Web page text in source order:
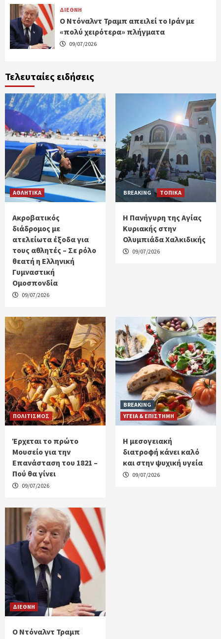
ΔΙΕΘΝΗ
Ο Ντόναλντ Τραμπ απειλεί το Ιράν με
«πολύ χειρότερα» πλήγματα
09/07/2026
Τελευταίες ειδήσεις
ΑΘΛΗΤΙΚΑ
Ακροβατικός
διάδρομος με
ατελείωτα έξοδα για
τους αθλητές – Σε ρόλο
θεατή η Ελληνική
Γυμναστική
Ομοσπονδία
09/07/2026
BREAKING ΤΟΠΙΚΑ
Η Πανήγυρη της Αγίας
Κυριακής στην
Ολυμπιάδα Χαλκιδικής
09/07/2026
ΠΟΛΙΤΙΣΜΟΣ
Έρχεται το πρώτο
Μουσείο για την
Επανάσταση του 1821 –
Πού θα γίνει
09/07/2026
BREAKING
ΥΓΕΙΑ & ΕΠΙΣΤΗΜΗ
H μεσογειακή
διατροφή κάνει καλό
και στην ψυχική υγεία
09/07/2026
ΔΙΕΘΝΗ
Ο Ντόναλντ Τραμπ